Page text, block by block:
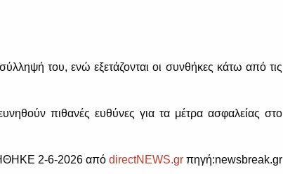
του, ενώ εξετάζονται οι συνθήκες κάτω από τις
πιθανές ευθύνες για τα μέτρα ασφαλείας στο
2-6-2026 από directNEWS.gr πηγή:newsbreak.gr